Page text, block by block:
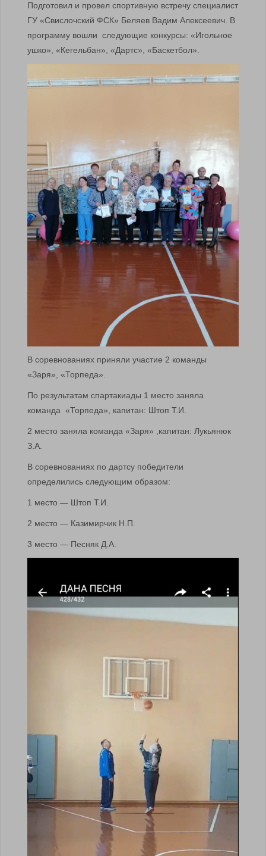
Подготовил и провел спортивную встречу специалист
ГУ «Свислочский ФСК» Беляев Вадим Алексеевич. В
программу вошли следующие конкурсы: «Игольное
ушко», «Кегельбан», «Дартс», «Баскетбол».
В соревнованиях приняли участие 2 команды
«Заря», «Торпеда».
По результатам спартакиады 1 место заняла
команда «Торпеда», капитан: Штоп Т.И.
2 место заняла команда «Заря» ,капитан: Лукьянюк
З.А.
В соревнованиях по дартсу победители
определились следующим образом:
1 место — Штоп Т.И.
2 место — Казимирчик Н.П.
3 место — Песняк Д.А.